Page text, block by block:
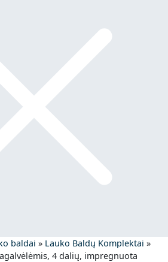
baldai » Lauko Baldų Komplektai »
4 dalių, impregnuota